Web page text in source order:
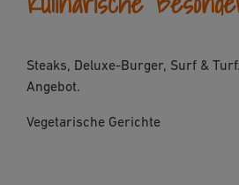
Steaks, Deluxe-Burger, Surf &
Angebot.
Vegetarische Gerichte